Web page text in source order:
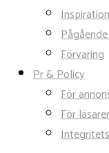
Förvaring
Pr & Policy
För
För